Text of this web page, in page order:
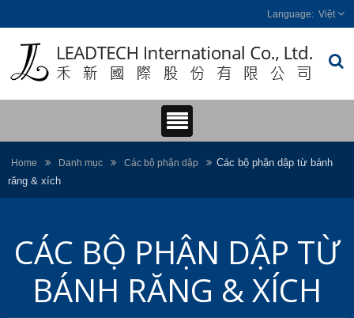
Việt
Home Danh mục Các bộ phận dập
Các bộ phận dập từ bánh
răng & xích
CÁC BỘ PHẬN DẬP TỪ
BÁNH RĂNG & XÍCH